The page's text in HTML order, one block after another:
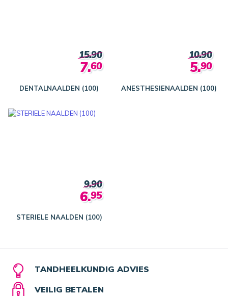
DENTALNAALDEN (100)
15.90
7.60
ANESTHESIENAALDEN (100)
10.90
5.90
STERIELE NAALDEN (100)
9.90
6.95
TANDHEELKUNDIG ADVIES
VEILIG BETALEN